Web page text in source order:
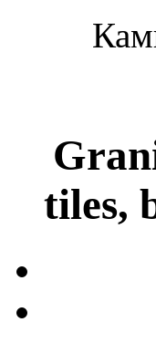
tiles,